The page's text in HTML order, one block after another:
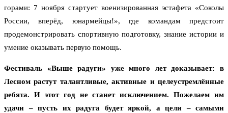
горами: 7 ноября стартует военизированная эстафета «Соколы
России, вперёд, юнармейцы!», где командам предстоит
продемонстрировать спортивную подготовку, знание истории и
умение оказывать первую помощь.
Фестиваль «Выше радуги» уже много лет доказывает: в
Лесном растут талантливые, активные и целеустремлённые
ребята. И этот год не станет исключением. Пожелаем им
удачи – пусть их радуга будет яркой, а цели – самыми